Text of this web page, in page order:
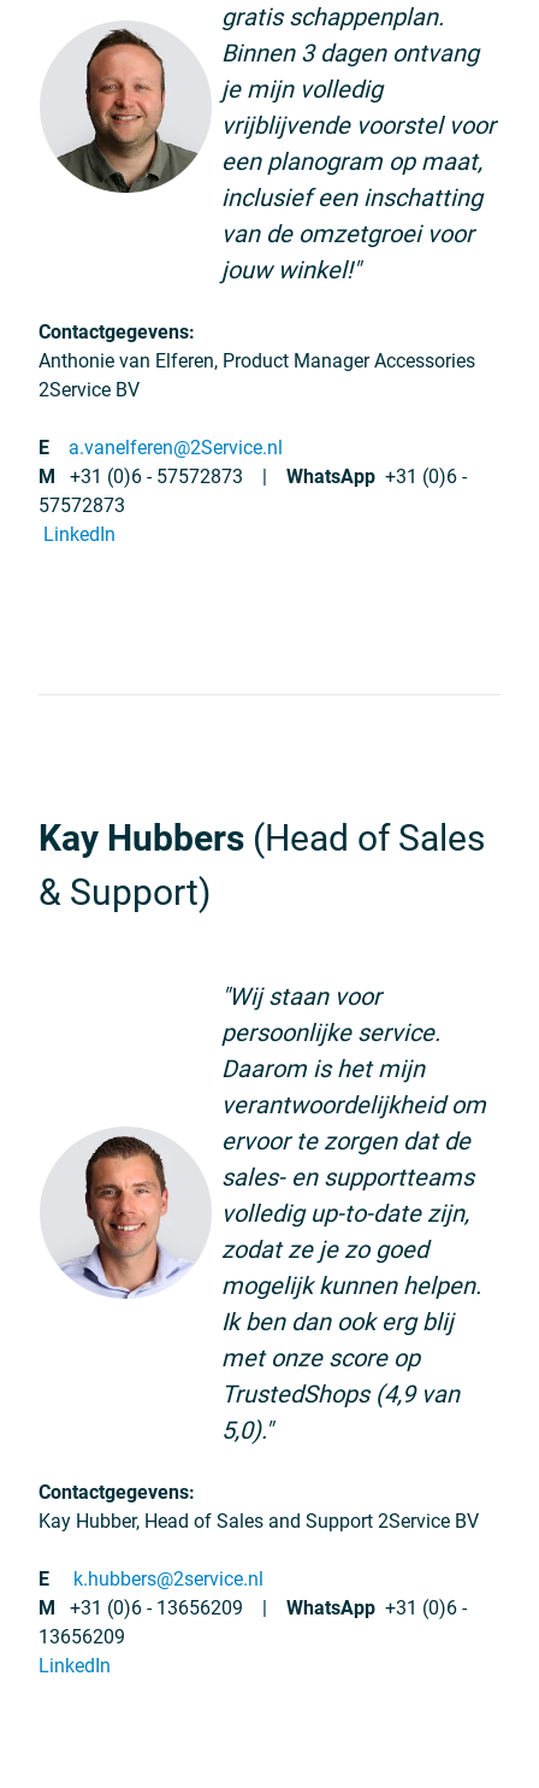
gratis schappenplan.
Binnen 3 dagen ontvang
je mijn volledig
vrijblijvende voorstel voor
een planogram op maat,
inclusief een inschatting
van de omzetgroei voor
jouw winkel!"
Contactgegevens:
Anthonie van Elferen, Product Manager Accessories
2Service BV
E a.vanelferen@2Service.nl
M
+31 (0)6 - 57572873 | WhatsApp +31 (0)6 -
57572873
LinkedIn
Kay Hubbers (Head of Sales
& Support)
"Wij staan voor
persoonlijke service.
Daarom is het mijn
verantwoordelijkheid om
ervoor te zorgen dat de
sales- en supportteams
volledig up-to-date zijn,
zodat ze je zo goed
mogelijk kunnen helpen.
Ik ben dan ook erg blij
met onze score op
TrustedShops (4,9 van
5,0)."
Contactgegevens:
Kay Hubber, Head of Sales and Support 2Service BV
E k.hubbers@2service.nl
M
+31 (0)6 - 13656209 | WhatsApp +31 (0)6 -
13656209
LinkedIn